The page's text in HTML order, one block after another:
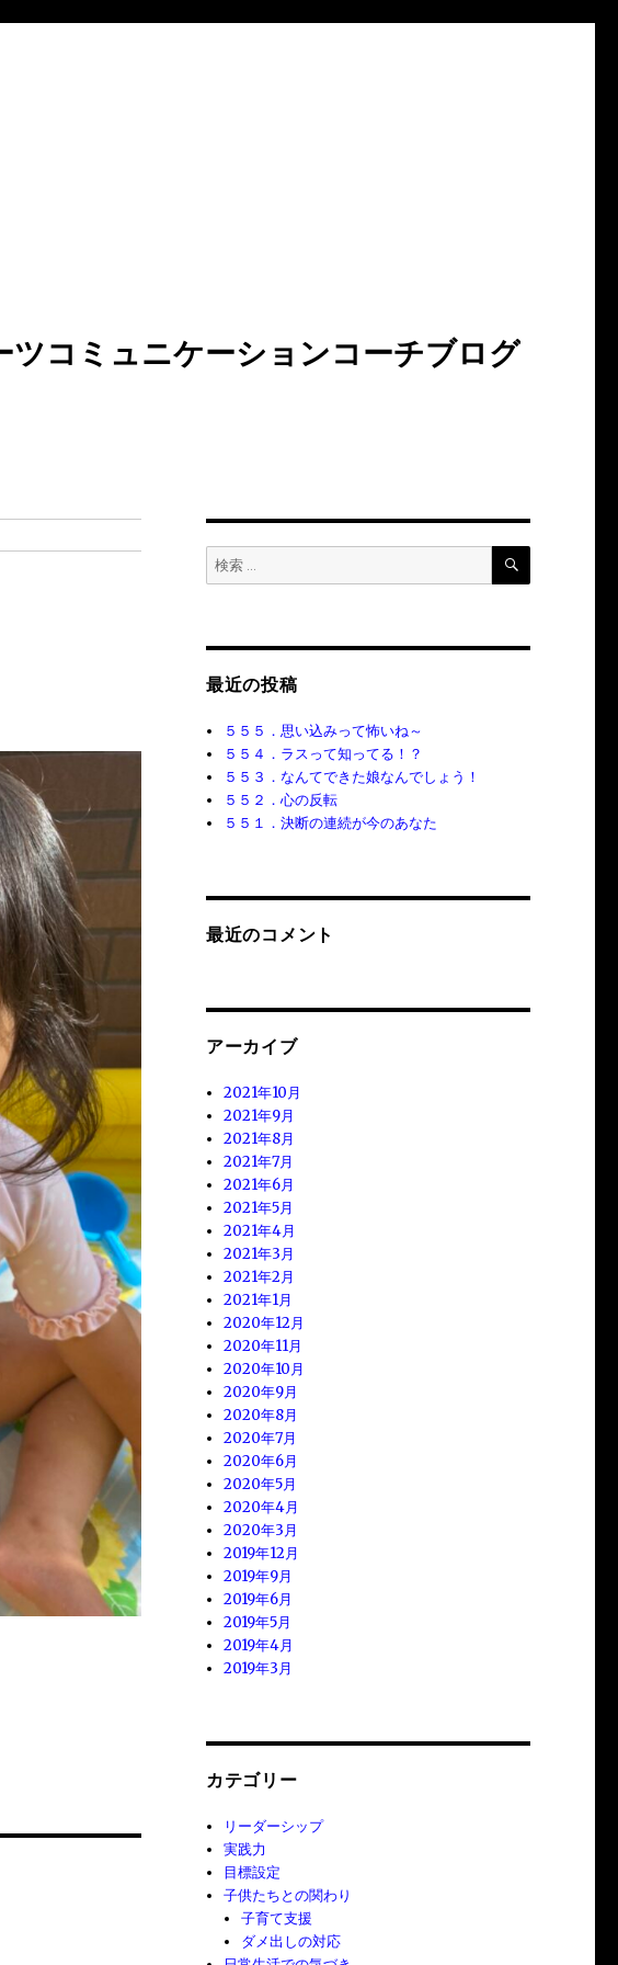
コミュニケーションコーチブログ
検
索:
検
最近の投稿
５５５．思い込みって怖いね～
５５４．ラスって知ってる！？
５５３．なんてできた娘なんでしょう！
５５２．心の反転
５５１．決断の連続が今のあなた
最近のコメント
アーカイブ
2021年10月
2021年9月
2021年8月
2021年7月
2021年6月
2021年5月
2021年4月
2021年3月
2021年2月
2021年1月
2020年12月
2020年11月
2020年10月
2020年9月
2020年8月
2020年7月
2020年6月
2020年5月
2020年4月
2020年3月
2019年12月
2019年9月
2019年6月
2019年5月
2019年4月
2019年3月
カテゴリー
リーダーシップ
実践力
目標設定
子供たちとの関わり
子育て支援
ダメ出しの対応